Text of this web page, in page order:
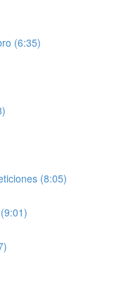
(6:35)
(8:05)